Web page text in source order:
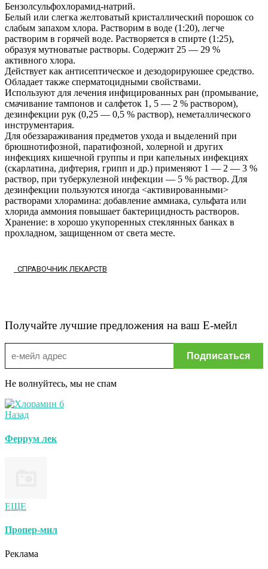
Бензолсульфохлорамид-натрий.
Белый или слегка желтоватый кристаллический порошок со
слабым запахом хлора. Растворим в воде (1:20), легче
растворим в горячей воде. Растворяется в спирте (1:25),
образуя мутноватые растворы. Содержит 25 — 29 %
активного хлора.
Действует как антисептическое и дезодорируюшее средство.
Обладает также сперматоцидными свойствами.
Используют для лечения инфицированных ран (промывание,
смачивание тампонов и салфеток 1, 5 — 2 % раствором),
дезинфекции рук (0,25 — 0,5 % раствор), неметаллического
инструментария.
Для обеззараживания предметов ухода и выделений при
брюшнотифозной, паратифозной, холерной и других
инфекциях кишечной группы и при капельных инфекциях
(скарлатина, дифтерия, грипп и др.) применяют 1 — 2 — 3 %
раствор, при туберкулезной инфекции — 5 % раствор. Для
дезинфекции пользуются иногда <активированными>
растворами хлорамина: добавление аммиака, сульфата или
хлорида аммония повышает бактерицидность растворов.
Хранение: в хорошо укупоренных стеклянных банках в
прохладном, защищенном от света месте.
СПРАВОЧНИК ЛЕКАРСТВ
Получайте лучшие предложения на ваш Е-мейл
Не волнуйтесь, мы не спам
Назад
Феррум лек
ЕЩЕ
Пропер-мил
Реклама